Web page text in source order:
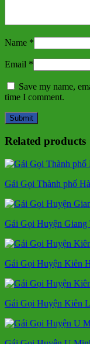
Name *
Email *
Save my name,
time I comment.
Related products
Gái Gọi Thành phố
Gái Gọi Huyện
Gái Gọi Huyện Kiên
Gái Gọi Huyện Kiên